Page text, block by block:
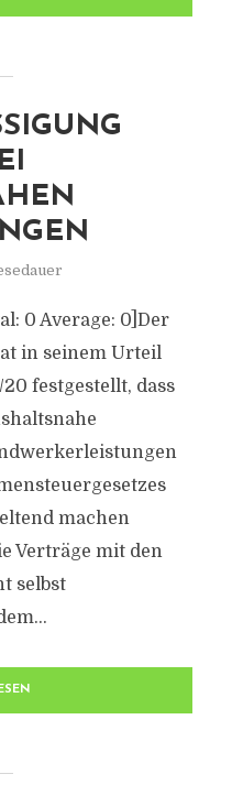
F
D
0 Average: 0]Der
in seinem Urteil
festgestellt, dass
machen
Verträge mit den
selbst